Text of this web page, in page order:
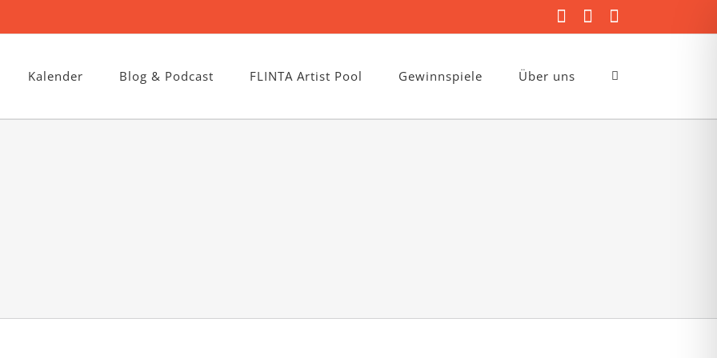
FacebookInstagram
Mail
Kalender Blog & Podcast FLINTA Artist Pool Gewinnspiele Über uns